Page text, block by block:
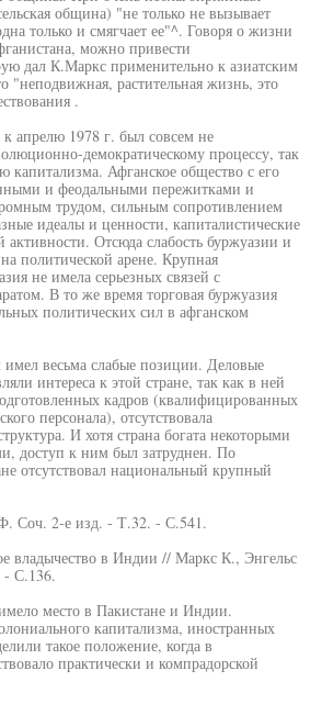
община) "не только не вызывает
только и смягчает ее"^. Говоря о жизни
можно привести
дал К.Маркс применительно к азиатским
"неподвижная, растительная жизнь, это
.
апрелю 1978 г. был совсем не
демократическому процессу, так
капитализма. Афганское общество с его
и феодальными пережитками и
трудом, сильным сопротивлением
идеалы и ценности, капиталистические
активности. Отсюда слабость буржуазии и
политической арене. Крупная
не имела серьезных связей с
В то же время торговая буржуазия
политических сил в афганском
весьма слабые позиции. Деловые
интереса к этой стране, так как в ней
кадров (квалифицированных
персонала), отсутствовала
И хотя страна богата некоторыми
доступ к ним был затруднен. По
отсутствовал национальный крупный
Соч. 2-е изд. - Т.32. - С.541.
владычество в Индии // Маркс К., Энгельс
С.136.
место в Пакистане и Индии.
капитализма, иностранных
такое положение, когда в
практически и компрадорской